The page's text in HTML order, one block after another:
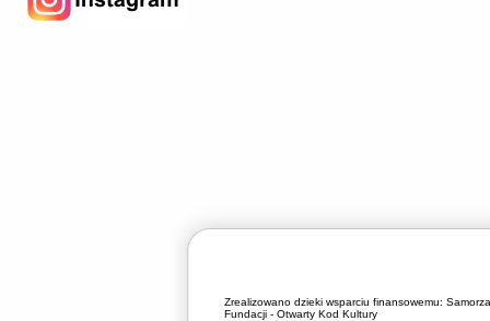
Zrealizowano dzieki wsparciu finansowemu:
Fundacji - Otwarty Kod Kultury